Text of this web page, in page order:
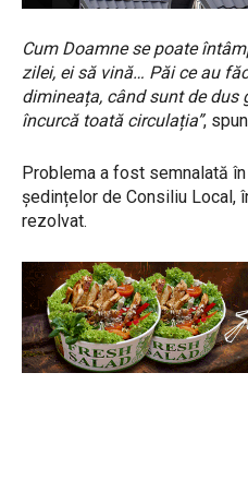
Cum Doamne se poate
zilei, ei să vină… Păi ce au
dimineața, când sunt de dus
încurcă toată circulația”,
Problema a fost semnalată
ședințelor de Consiliu Local,
rezolvat.